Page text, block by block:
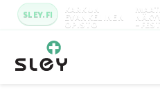
SLEY.FI KARKUN
EVANKELINEN
OPISTO -